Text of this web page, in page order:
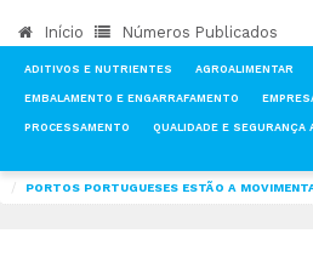
Início Números Publicados
ADITIVOS E NUTRIENTES AGROALIMENTAR
EMBALAMENTO E ENGARRAFAMENTO
PROCESSAMENTO QUALIDADE E SEGURANÇA
PORTOS PORTUGUESES ESTÃO A